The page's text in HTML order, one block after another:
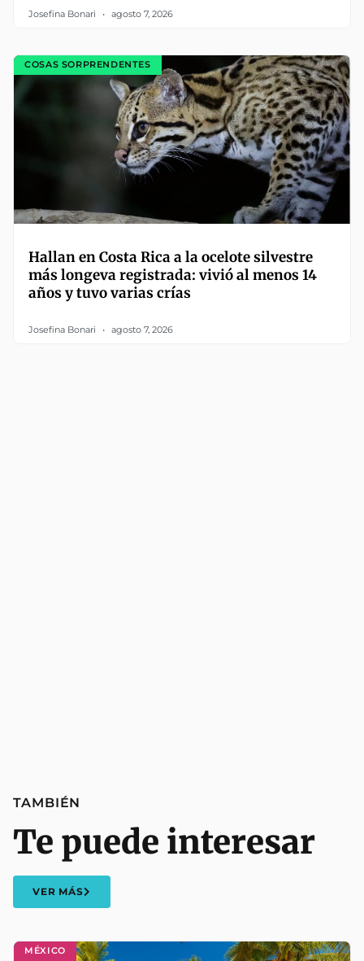
Josefina Bonari agosto 7, 2026
COSAS SORPRENDENTES
Hallan en Costa Rica a la ocelote silvestre
más longeva registrada: vivió al menos 14
años y tuvo varias crías
Josefina Bonari agosto 7, 2026
MÉXICO
TAMBIÉN
Te puede interesar
VER MÁS